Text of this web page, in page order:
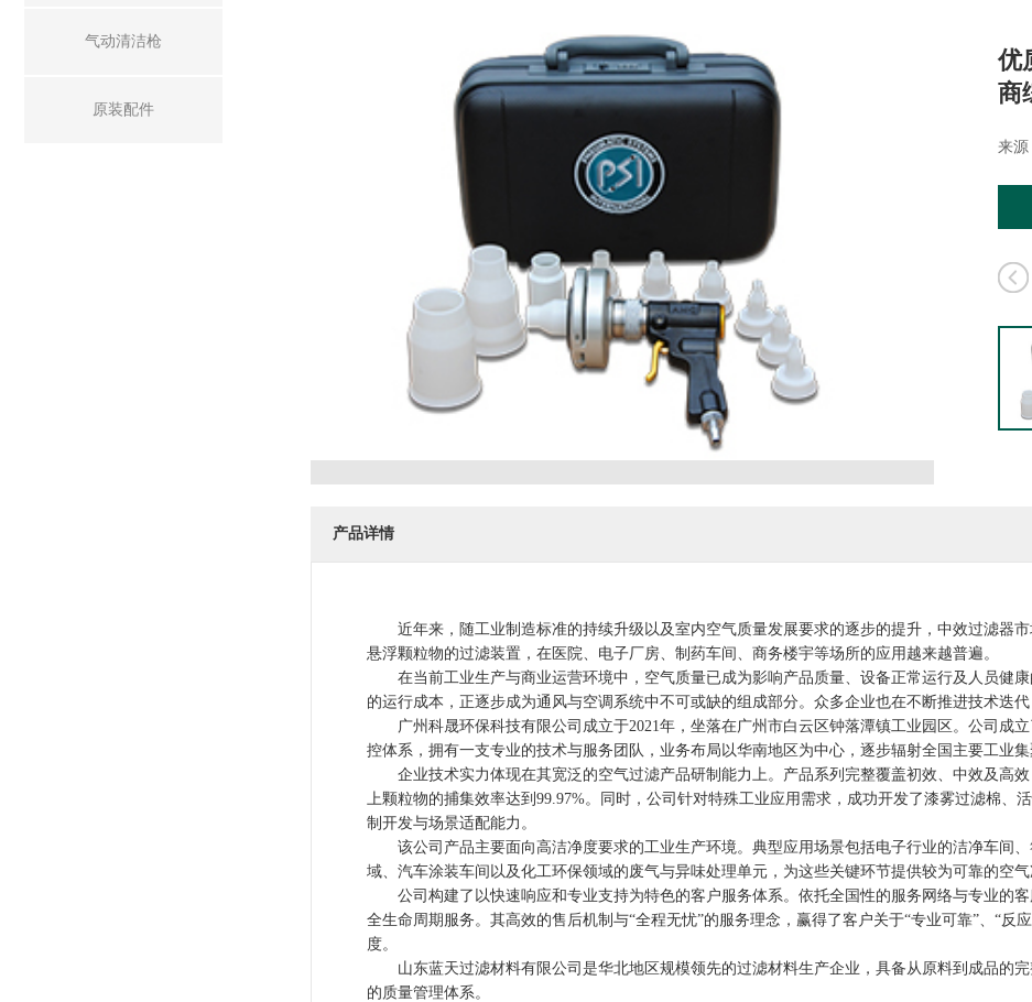
气动清洁枪
原装配件
优
商
来源
产品详情
近年来，随工业制造标准的持续升级以及室内空气质量发展要求的逐步的提升，中效过滤器市
悬浮颗粒物的过滤装置，在医院、电子厂房、制药车间、商务楼宇等场所的应用越来越普遍。
在当前工业生产与商业运营环境中，空气质量已成为影响产品质量、设备正常运行及人员健
的运行成本，正逐步成为通风与空调系统中不可或缺的组成部分。众多企业也在不断推进技术迭代
广州科晟环保科技有限公司成立于2021年，坐落在广州市白云区钟落潭镇工业园区。公司成
控体系，拥有一支专业的技术与服务团队，业务布局以华南地区为中心，逐步辐射全国主要工业集
企业技术实力体现在其宽泛的空气过滤产品研制能力上。产品系列完整覆盖初效、中效及高效
上颗粒物的捕集效率达到99.97%。同时，公司针对特殊工业应用需求，成功开发了漆雾过滤棉、
制开发与场景适配能力。
该公司产品主要面向高洁净度要求的工业生产环境。典型应用场景包括电子行业的洁净车间、
域、汽车涂装车间以及化工环保领域的废气与异味处理单元，为这些关键环节提供较为可靠的空气
公司构建了以快速响应和专业支持为特色的客户服务体系。依托全国性的服务网络与专业的
全生命周期服务。其高效的售后机制与“全程无忧”的服务理念，赢得了客户关于“专业可靠”、“反
度。
山东蓝天过滤材料有限公司是华北地区规模领先的过滤材料生产企业，具备从原料到成品的
的质量管理体系。